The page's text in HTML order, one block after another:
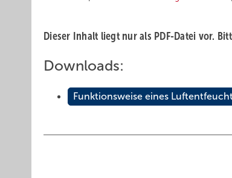
Dieser Inhalt liegt nur als PDF-Datei vor.
Downloads:
Funktionsweise eines